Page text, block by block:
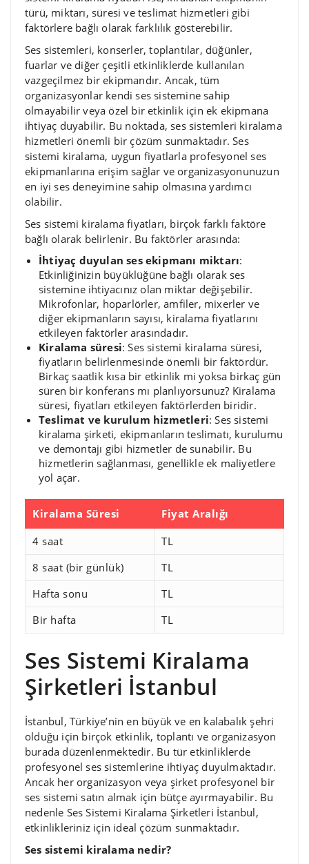
türü, miktarı, süresi ve teslimat hizmetleri gibi
faktörlere bağlı olarak farklılık gösterebilir.
Ses sistemleri, konserler, toplantılar, düğünler,
fuarlar ve diğer çeşitli etkinliklerde kullanılan
vazgeçilmez bir ekipmandır. Ancak, tüm
organizasyonlar kendi ses sistemine sahip
olmayabilir veya özel bir etkinlik için ek ekipmana
ihtiyaç duyabilir. Bu noktada, ses sistemleri kiralama
hizmetleri önemli bir çözüm sunmaktadır. Ses
sistemi kiralama, uygun fiyatlarla profesyonel ses
ekipmanlarına erişim sağlar ve organizasyonunuzun
en iyi ses deneyimine sahip olmasına yardımcı
olabilir.
Ses sistemi kiralama fiyatları, birçok farklı faktöre
bağlı olarak belirlenir. Bu faktörler arasında:
İhtiyaç duyulan ses ekipmanı miktarı:
Etkinliğinizin büyüklüğüne bağlı olarak ses
sistemine ihtiyacınız olan miktar değişebilir.
Mikrofonlar, hoparlörler, amfiler, mixerler ve
diğer ekipmanların sayısı, kiralama fiyatlarını
etkileyen faktörler arasındadır.
Kiralama süresi: Ses sistemi kiralama süresi,
fiyatların belirlenmesinde önemli bir faktördür.
Birkaç saatlik kısa bir etkinlik mi yoksa birkaç gün
süren bir konferans mı planlıyorsunuz? Kiralama
süresi, fiyatları etkileyen faktörlerden biridir.
Teslimat ve kurulum hizmetleri: Ses sistemi
kiralama şirketi, ekipmanların teslimatı, kurulumu
ve demontajı gibi hizmetler de sunabilir. Bu
hizmetlerin sağlanması, genellikle ek maliyetlere
yol açar.
Kiralama Süresi
Fiyat Aralığı
4 saat
TL
8 saat (bir günlük)
TL
Hafta sonu
TL
Bir hafta
TL
Ses Sistemi Kiralama
Şirketleri İstanbul
İstanbul, Türkiye’nin en büyük ve en kalabalık şehri
olduğu için birçok etkinlik, toplantı ve organizasyon
burada düzenlenmektedir. Bu tür etkinliklerde
profesyonel ses sistemlerine ihtiyaç duyulmaktadır.
Ancak her organizasyon veya şirket profesyonel bir
ses sistemi satın almak için bütçe ayırmayabilir. Bu
nedenle Ses Sistemi Kiralama Şirketleri İstanbul,
etkinlikleriniz için ideal çözüm sunmaktadır.
Ses sistemi kiralama nedir?